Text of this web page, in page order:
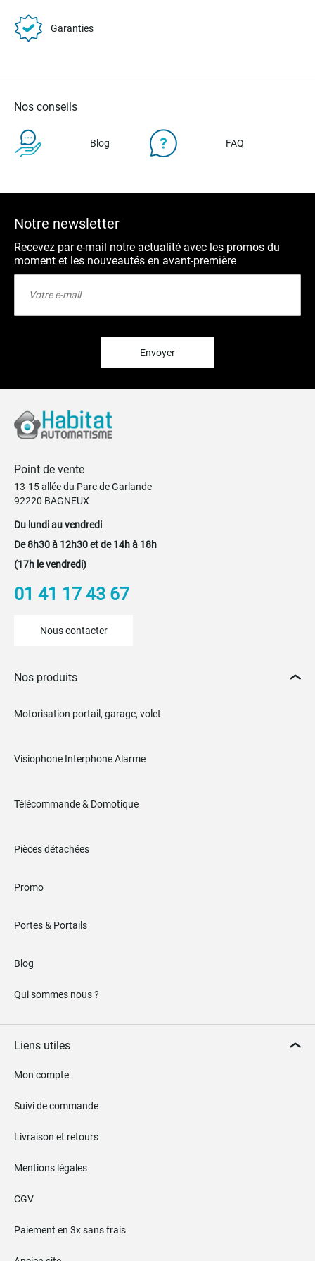
Garanties
Nos conseils
Blog FAQ
Notre newsletter
Recevez par e-mail notre actualité avec les promos du
moment et les nouveautés en avant-première
Envoyer
Point de vente
13-15 allée du Parc de Garlande
92220 BAGNEUX
Du lundi au vendredi
De 8h30 à 12h30 et de 14h à 18h
(17h le vendredi)
01 41 17 43 67
Nous contacter
Nos produits
Motorisation portail, garage, volet
Visiophone Interphone Alarme
Télécommande & Domotique
Pièces détachées
Promo
Portes & Portails
Blog
Qui sommes nous ?
Liens utiles
Mon compte
Suivi de commande
Livraison et retours
Mentions légales
CGV
Paiement en 3x sans frais